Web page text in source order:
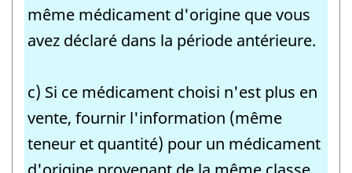
même médicament d'origine que vous
avez déclaré dans la période antérieure.
c) Si ce médicament choisi n'est plus en
vente, fournir l'information (même
teneur et quantité) pour un médicament